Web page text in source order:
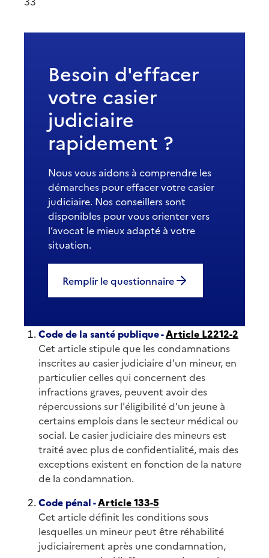
Besoin d'effacer
votre casier
judiciaire
rapidement ?
Nous vous aidons à comprendre les
démarches pour effacer votre casier
judiciaire. Nos conseillers sont
disponibles pour vous orienter vers
l’avocat le mieux adapté à votre
situation.
Remplir le questionnaire
Code de la santé publique -Article L2212-2
Cet article stipule que les condamnations
inscrites au casier judiciaire d'un mineur, en
particulier celles qui concernent des
infractions graves, peuvent avoir des
répercussions sur l'éligibilité d'un jeune à
certains emplois dans le secteur médical ou
social. Le casier judiciaire des mineurs est
traité avec plus de confidentialité, mais des
exceptions existent en fonction de la nature
de la condamnation.
Code pénal -Article 133-5
Cet article définit les conditions sous
lesquelles un mineur peut être réhabilité
judiciairement après une condamnation,